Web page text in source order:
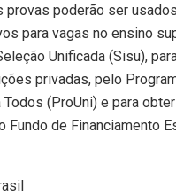
provas poderão ser
para vagas no ensino
Unificada (Sisu),
privadas, pelo
(ProUni) e para obter
Fundo de Financiamento